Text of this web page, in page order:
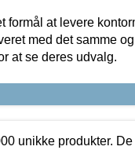
formål at levere
med det samme
at se deres udvalg.
unikke produkter. De